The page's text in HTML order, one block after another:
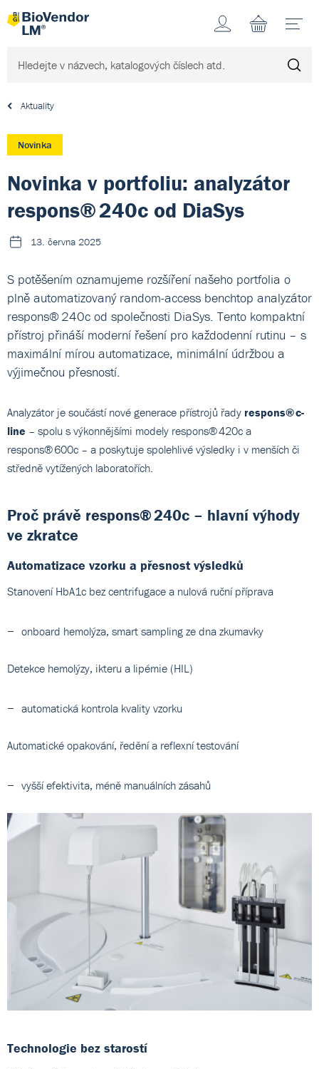
Účet
Aktuality
Novinka
Novinka v portfoliu: analyzátor
respons® 240c od DiaSys
13. června 2025
S potěšením oznamujeme rozšíření našeho portfolia o
plně automatizovaný random-access benchtop analyzátor
respons® 240c od společnosti DiaSys. Tento kompaktní
přístroj přináší moderní řešení pro každodenní rutinu – s
maximální mírou automatizace, minimální údržbou a
výjimečnou přesností.
Analyzátor je součástí nové generace přístrojů řady respons® c-
line – spolu s výkonnějšími modely respons® 420c a
respons® 600c – a poskytuje spolehlivé výsledky i v menších či
středně vytížených laboratořích.
Proč právě respons® 240c – hlavní výhody
ve zkratce
Automatizace vzorku a přesnost výsledků
Stanovení HbA1c bez centrifugace a nulová ruční příprava
onboard hemolýza, smart sampling ze dna zkumavky
Detekce hemolýzy, ikteru a lipémie (HIL)
automatická kontrola kvality vzorku
Automatické opakování, ředění a reflexní testování
vyšší efektivita, méně manuálních zásahů
Technologie bez starostí